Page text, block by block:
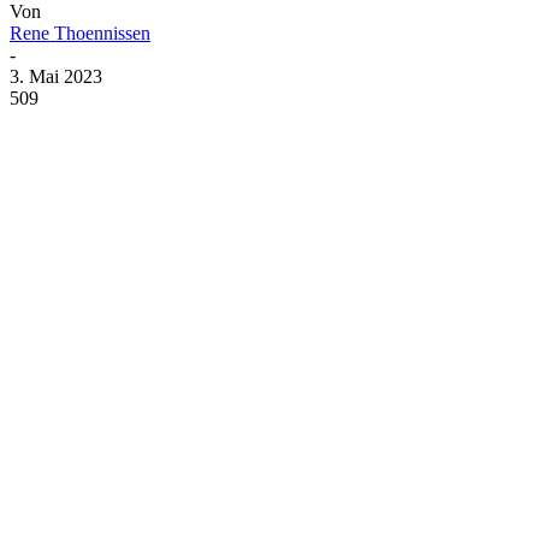
Von
Rene Thoennissen
-
3. Mai 2023
509